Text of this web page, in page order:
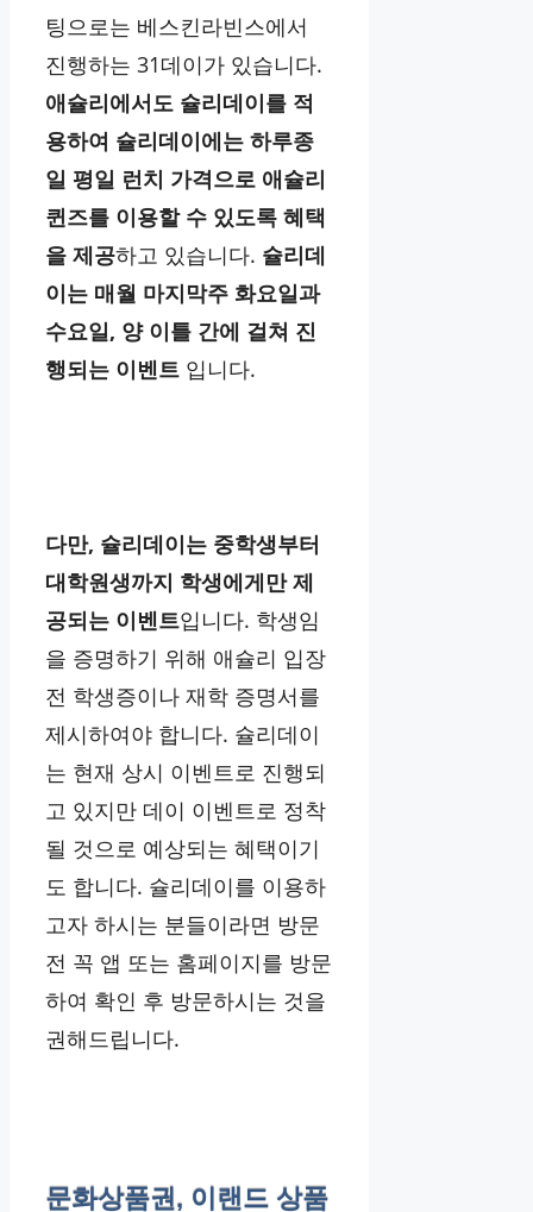
팅으로는 베스킨라빈스에서
진행하는 31데이가 있습니다.
애슐리에서도 슐리데이를 적
용하여 슐리데이에는 하루종
일 평일 런치 가격으로 애슐리
퀸즈를 이용할 수 있도록 혜택
을 제공하고 있습니다. 슐리데
이는 매월 마지막주 화요일과
수요일, 양 이틀 간에 걸쳐 진
행되는 이벤트 입니다.
다만, 슐리데이는 중학생부터
대학원생까지 학생에게만 제
공되는 이벤트입니다. 학생임
을 증명하기 위해 애슐리 입장
전 학생증이나 재학 증명서를
제시하여야 합니다. 슐리데이
는 현재 상시 이벤트로 진행되
고 있지만 데이 이벤트로 정착
될 것으로 예상되는 혜택이기
도 합니다. 슐리데이를 이용하
고자 하시는 분들이라면 방문
전 꼭 앱 또는 홈페이지를 방문
하여 확인 후 방문하시는 것을
권해드립니다.
문화상품권, 이랜드 상품